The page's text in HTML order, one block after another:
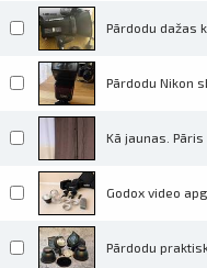
Pārdodu dažas
Pārdodu Nikon
Kā jaunas.
Godox video
Pārdodu